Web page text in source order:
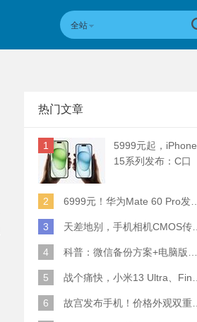
全站
热门文章
1
5999元起，iPhone
15系列发布：C口
2
6999元！华为Mate 60 Pro发布：麒麟9000S+卫星通话 (附初步跑分)
3 天差地别，手机相机CMOS传感器实际面积对比
4 科普：微信备份方案+电脑版丢失数据恢复指南
5 战个痛快，小米13 Ultra、Find X6 Pro、vivo X90 Pro+、小米12SU拍照横评
6 故宫发布手机！价格外观双重逆天！